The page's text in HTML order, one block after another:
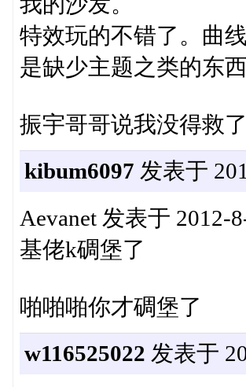
特效玩的不错了。曲
是缺少主题之类的东
振宇哥哥说我没得救
kibum6097 发表于
Aevanet 发表于 2012-
基佬k碉堡了
啪啪啪你才碉堡了
w116525022 发表于